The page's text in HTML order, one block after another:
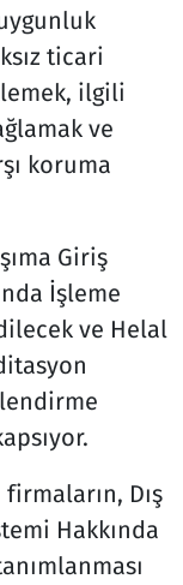
ticari
ilgili
ve
koruma
Giriş
İşleme
ve Helal
Dış
Hakkında